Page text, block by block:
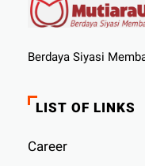
Berdaya Siyasi
LIST OF LINKS
Career